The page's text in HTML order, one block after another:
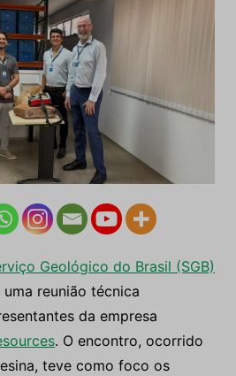
Geológico do Brasil (SGB)
reunião técnica
da empresa
. O encontro, ocorrido
teve como foco os